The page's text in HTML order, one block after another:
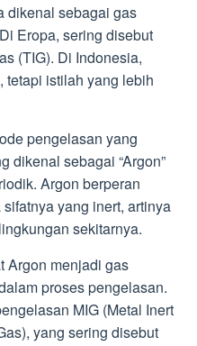
dikenal sebagai gas
Eropa, sering disebut
(TIG). Di Indonesia,
tetapi istilah yang lebih
pengelasan yang
dikenal sebagai “Argon”
Argon berperan
yang inert, artinya
sekitarnya.
Argon menjadi gas
proses pengelasan.
MIG (Metal Inert
yang sering disebut